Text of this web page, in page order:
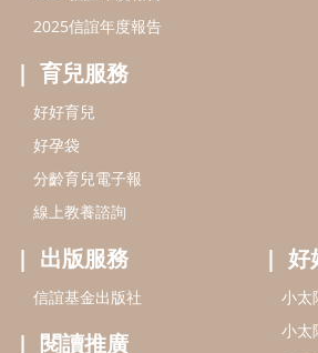
信誼基金出版社
閱讀推廣
Bookstart閱讀起步走
信誼幼兒文學獎
信誼兒童動畫獎
小袋鼠說故事劇團
service@hsin-yi.org.tw
信誼好好育兒
(02)2396-5305轉2345 (週一～週五